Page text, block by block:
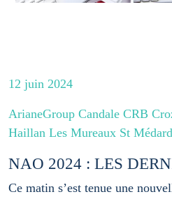
12 juin 2024
ArianeGroup Candale CRB
Haillan Les Mureaux St
NAO 2024 : LES
Ce matin s’est tenue une